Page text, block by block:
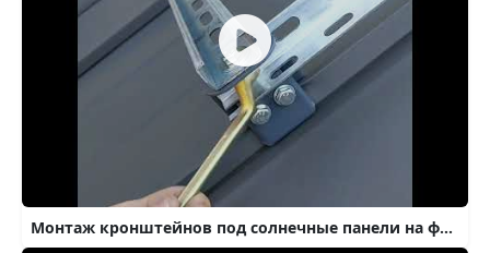
Монтаж кронштейнов под солнечные панели на фальцевую кровлю SnapLock